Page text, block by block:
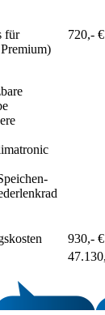
für
720,- €
930,- €